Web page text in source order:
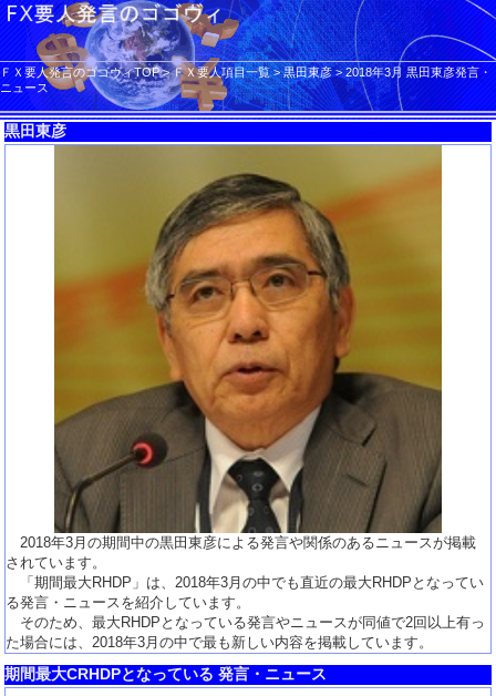
ＦＸ要人発言のゴゴヴィTOP>ＦＸ要人項目一覧>黒田東彦>2018年3月 黒田東彦発言・
ニュース
黒田東彦
2018年3月の期間中の黒田東彦による発言や関係のあるニュースが掲載
されています。
「期間最大RHDP」は、2018年3月の中でも直近の最大RHDPとなってい
る発言・ニュースを紹介しています。
そのため、最大RHDPとなっている発言やニュースが同値で2回以上有っ
た場合には、2018年3月の中で最も新しい内容を掲載しています。
期間最大CRHDPとなっている 発言・ニュース